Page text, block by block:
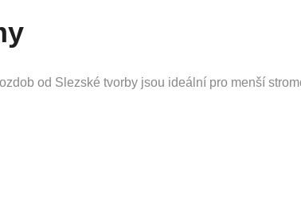
od Slezské tvorby jsou ideální pro menší